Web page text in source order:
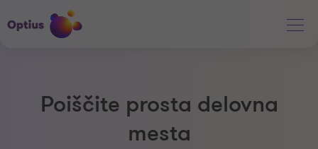
Poiščite prosta delovna
mesta